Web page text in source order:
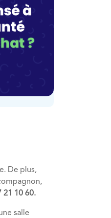
De plus,
21 10 60.
salle